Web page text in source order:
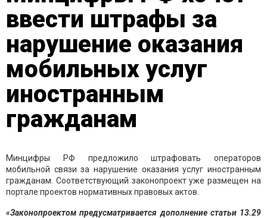
ввести штрафы за
нарушение оказания
мобильных услуг
иностранным
гражданам
Минцифры РФ предложило штрафовать операторов
мобильной связи за нарушение оказания услуг иностранным
гражданам. Соответствующий законопроект уже размещен на
портале проектов нормативных правовых актов.
«Законопроектом предусматривается дополнение статьи 13.29